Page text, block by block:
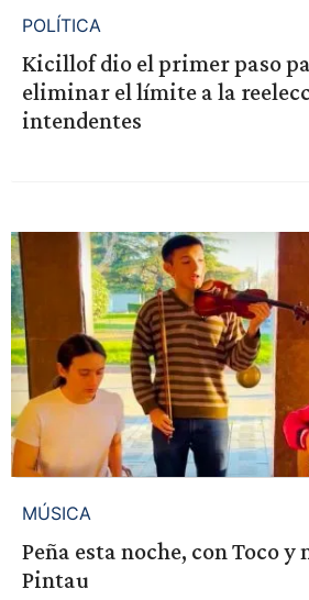
POLÍTICA
Kicillof dio el primer paso
eliminar el límite a la
intendentes
MÚSICA
Peña esta noche, con Toco y
Pintau